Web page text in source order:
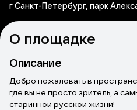
г Санкт-Петербург, парк
О площадке
Описание
Добро пожаловать в
где вы не просто зритель, а
старинной русской жизни!